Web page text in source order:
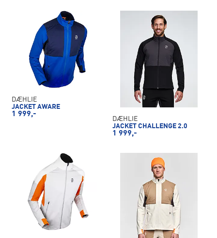
DÆHLIE
JACKET AWARE
1 999,-
DÆHLIE
JACKET CHALLENGE 2.0
1 999,-